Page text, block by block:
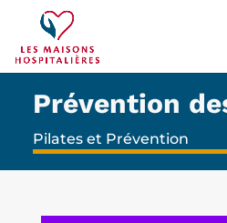
Prévention
Pilates et Prévention